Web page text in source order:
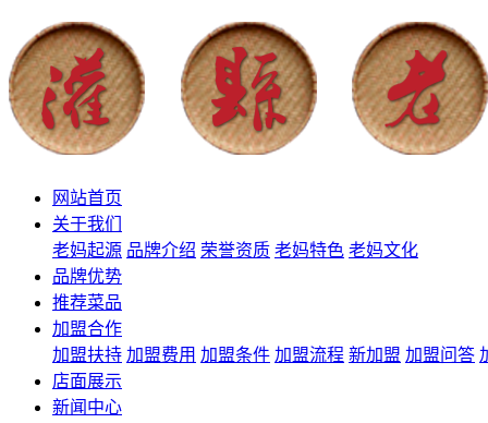
网站首页
关于我们
老妈起源 品牌介绍 荣誉资质 老妈特色 老妈文化
品牌优势
推荐菜品
加盟合作
加盟扶持 加盟费用 加盟条件 加盟流程 新加盟 加盟问答
店面展示
新闻中心